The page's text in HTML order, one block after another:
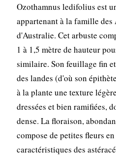
Ozothamnus ledifolius est
appartenant à la famille
d'Australie. Cet arbuste
1 à 1,5 mètre de hauteur
similaire. Son feuillage fin
des landes (d'où son
à la plante une texture
dressées et bien ramifiées,
dense. La floraison,
compose de petites fleurs
caractéristiques des